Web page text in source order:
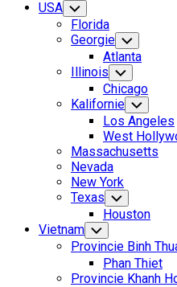
USA Toggle
Child
Menu
Florida
Georgie Toggle
Child
Menu
Atlanta
Illinois Toggle
Child
Menu
Chicago
Kalifornie Toggle
Child
Menu
Los Angeles
West
Massachusetts
Nevada
New York
Texas Toggle
Child
Menu
Houston
Vietnam Toggle
Child
Menu
Provincie Binh
Phan Thiet
Provincie Khanh